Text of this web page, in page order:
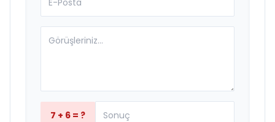
7 + 6 = ?